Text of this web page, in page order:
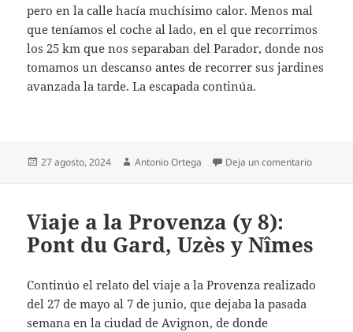
pero en la calle hacía muchísimo calor. Menos mal
que teníamos el coche al lado, en el que recorrimos
los 25 km que nos separaban del Parador, donde nos
tomamos un descanso antes de recorrer sus jardines
avanzada la tarde. La escapada continúa.
Publicado
27 agosto, 2024 Autor
Antonio Ortega Deja un comentarioen
Viaje a la Provenza (y 8):
Pont du Gard, Uzès y Nîmes
Continúo el relato del viaje a la Provenza realizado
del 27 de mayo al 7 de junio, que dejaba la pasada
semana en la ciudad de Avignon, de donde